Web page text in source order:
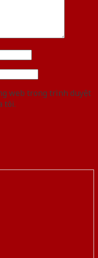
web trong trình duyệt
tôi.